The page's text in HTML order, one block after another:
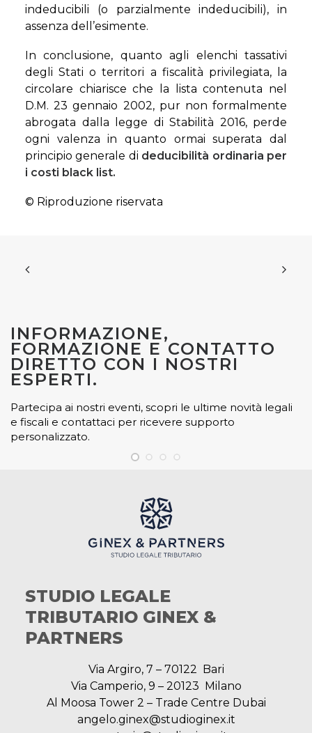
indeducibili (o parzialmente indeducibili), in
assenza dell’esimente.
In conclusione, quanto agli elenchi tassativi
degli Stati o territori a fiscalità privilegiata, la
circolare chiarisce che la lista contenuta nel
D.M. 23 gennaio 2002, pur non formalmente
abrogata dalla legge di Stabilità 2016, perde
ogni valenza in quanto ormai superata dal
principio generale di deducibilità ordinaria per
i costi black list.
© Riproduzione riservata
INFORMAZIONE,
FORMAZIONE E CONTATTO
DIRETTO CON I NOSTRI
ESPERTI.
Partecipa ai nostri eventi, scopri le ultime novità legali
e fiscali e contattaci per ricevere supporto
personalizzato.
STUDIO LEGALE
TRIBUTARIO GINEX &
PARTNERS
Via Argiro, 7 – 70122 Bari
Via Camperio, 9 – 20123 Milano
Al Moosa Tower 2 – Trade Centre Dubai
angelo.ginex@studioginex.it